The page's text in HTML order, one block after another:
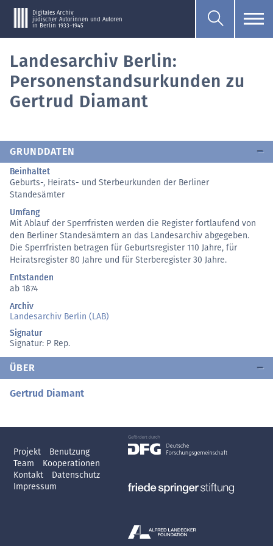
Digitales Archiv
jüdischer Autorinnen und Autoren
in Berlin 1933–1945
Landesarchiv Berlin:
Personenstandsurkunden zu
Gertrud Diamant
GRUNDDATEN
Beinhaltet
Geburts-, Heirats- und Sterbeurkunden der Berliner
Standesämter
Umfang
Mit Ablauf der Sperrfristen werden die Register fortlaufend von
den Berliner Standesämtern an das Landesarchiv abgegeben.
Die Sperrfristen betragen für Geburtsregister 110 Jahre, für
Heiratsregister 80 Jahre und für Sterberegister 30 Jahre.
Entstanden
ab 1874
Archiv
Landesarchiv Berlin (LAB)
Signatur
Signatur: P Rep.
ÜBER
Gertrud Diamant
Projekt
Benutzung
Team
Kooperationen
Kontakt
Datenschutz
Impressum